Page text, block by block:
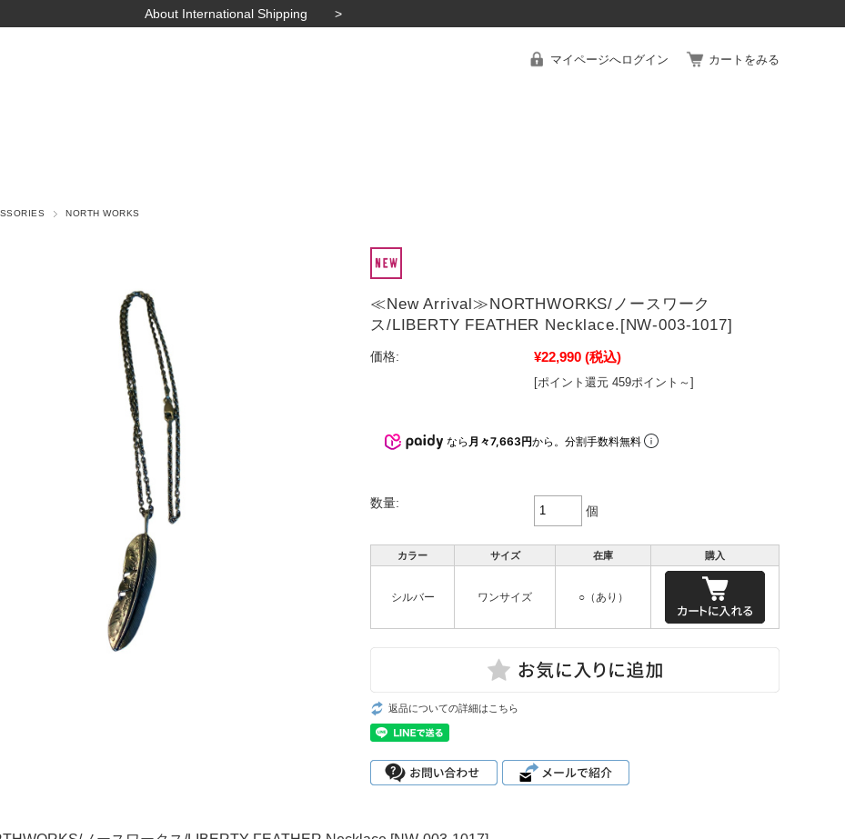
About International Shipping
マイページへログイン カートをみる
NORTH WORKS
≪New Arrival≫NORTHWORKS/ノースワーク
ス/LIBERTY FEATHER Necklace.[NW-003-1017]
価格: ¥22,990 (税込)
[ポイント還元 459ポイント～]
なら 月々7,663円から。分割手数料無料
数量:
個
カラー サイズ 在庫 購入
シルバー ワンサイズ ○（あり）
返品についての詳細はこちら